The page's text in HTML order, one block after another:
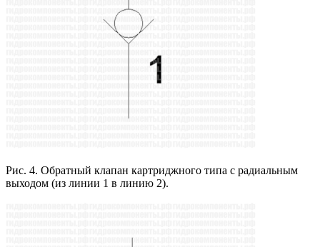
Рис. 4. Обратный клапан картриджного типа с радиальным
выходом (из линии 1 в линию 2).